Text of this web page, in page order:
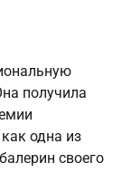
получила
одна из
своего